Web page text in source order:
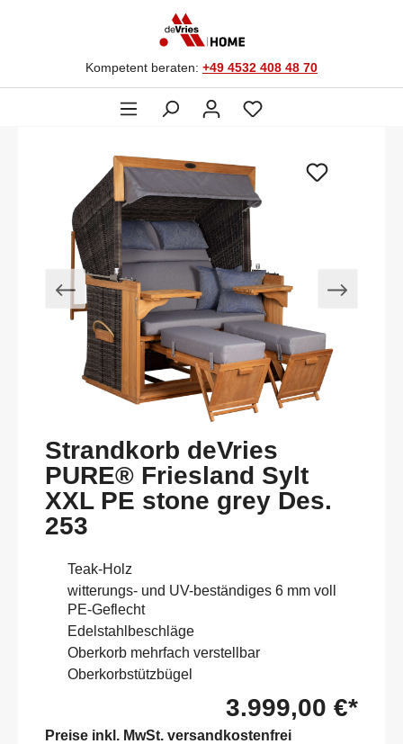
Kompetent beraten: +49 4532 408 48 70
Strandkorb deVries
PURE® Friesland Sylt
XXL PE stone grey Des.
253
Teak-Holz
witterungs- und UV-beständiges 6 mm voll
PE-Geflecht
Edelstahlbeschläge
Oberkorb mehrfach verstellbar
Oberkorbstützbügel
3.999,00 €*
Preise inkl. MwSt. versandkostenfrei